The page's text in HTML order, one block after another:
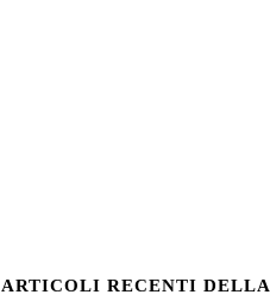
ARTICOLI RECENTI DELLA